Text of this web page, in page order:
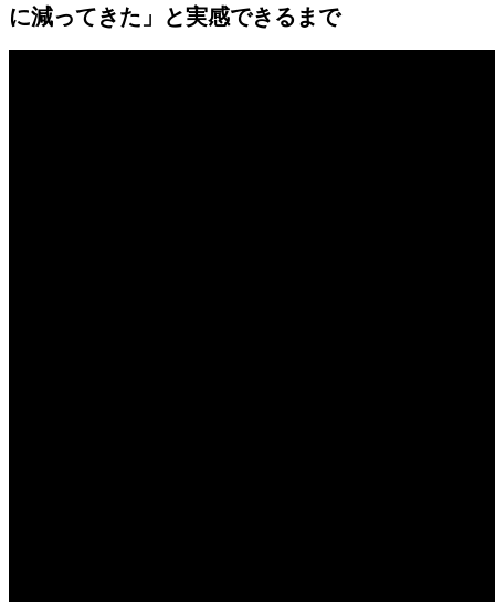
に減ってきた」と実感できるまで